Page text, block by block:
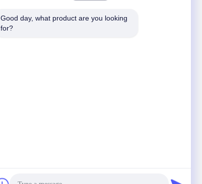
Good day, what product are you looking
for?